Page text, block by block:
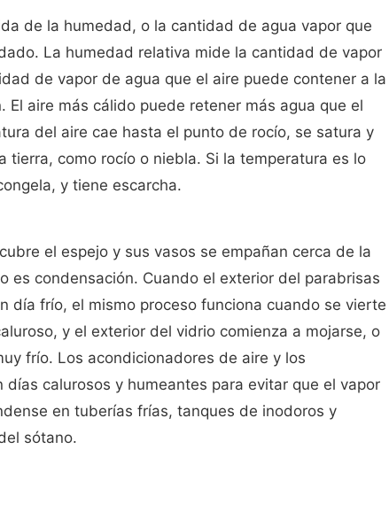
de la humedad, o la cantidad de agua vapor que
La humedad relativa mide la cantidad de vapor
de vapor de agua que el aire puede contener a la
aire más cálido puede retener más agua que el
del aire cae hasta el punto de rocío, se satura y
tierra, como rocío o niebla. Si la temperatura es lo
y tiene escarcha.
el espejo y sus vasos se empañan cerca de la
es condensación. Cuando el exterior del parabrisas
día frío, el mismo proceso funciona cuando se vierte
y el exterior del vidrio comienza a mojarse, o
frío. Los acondicionadores de aire y los
calurosos y humeantes para evitar que el vapor
en tuberías frías, tanques de inodoros y
sótano.